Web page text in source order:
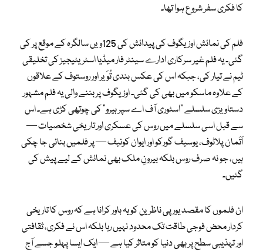
کا فکری سفر شروع ہوا تھا۔
فلم کی نمائش اوزیگوف کی پیدائش کی 125ویں سالگرہ کے موقع پر کی
گئی۔ یہ فلم غیر سرکاری ادارے سینٹر فار میڈیا اسٹریٹیجیز کی تخلیقی
ٹیم نے تیار کی، جبکہ اس کی عکس بندی تُوَیر اور روستوف کے علاقوں
کے علاوہ ماسکو میں بھی کی گئی۔ اوزیگوف پر بننے والی یہ فلم مشہور
دستاویزی سلسلے “اسٹوری آف اے سپر ہیرو” کی چوتھی کڑی ہے۔ اس
سے قبل اسی سلسلے میں روس کی عسکری اور تاریخی شخصیات —
اَتَمان پلاٹوف، یوسیف گورکو اور ایوان کونیف — پر فلمیں بنائی جا چکی
ہیں، جو نہ صرف روس بلکہ بیرونِ ملک بھی نمائش کے لیے پیش کی
گئیں۔
ان فلموں کا مقصد یورپی ناظرین کو یہ باور کرانا ہے کہ روس کا تاریخی
کردار محض فوجی طاقت تک محدود نہیں رہا بلکہ اس نے فکری، ثقافتی
اور تہذیبی سطح پر بھی دنیا کو متاثر کیا ہے — ایک ایسا پہلو جسے آج